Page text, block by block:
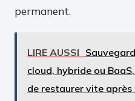
permanent.
LIRE AUSSI
cloud, hybride ou
de restaurer vite après